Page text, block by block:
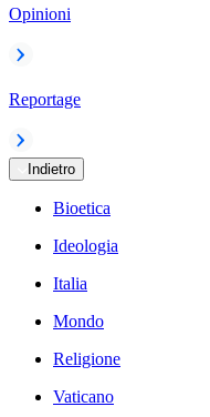
Opinioni
Reportage
Indietro
Bioetica
Ideologia
Italia
Mondo
Religione
Vaticano